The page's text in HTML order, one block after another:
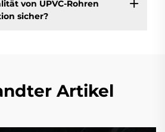
von UPVC-Rohren
sicher?
Artikel